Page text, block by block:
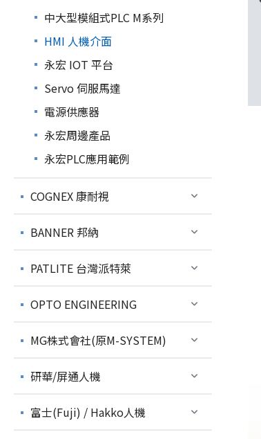
中大型模組式PLC M系列
HMI 人機介面
永宏 IOT 平台
Servo 伺服馬達
電源供應器
永宏周邊產品
永宏PLC應用範例
COGNEX 康耐視
BANNER 邦納
PATLITE 台灣派特萊
OPTO ENGINEERING
MG株式會社(原M-SYSTEM)
研華/屏通人機
富士(Fuji) / Hakko人機